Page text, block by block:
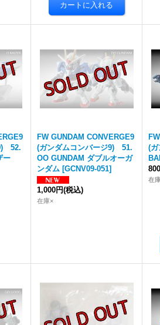
52.
ー
FW GUNDAM CONVERGE9
(ガンダムコンバージ9) 51.
OO GUNDAM ダブルオーガ
ンダム [GCNV09-051]
1,000円(税込)
在庫×
(
在